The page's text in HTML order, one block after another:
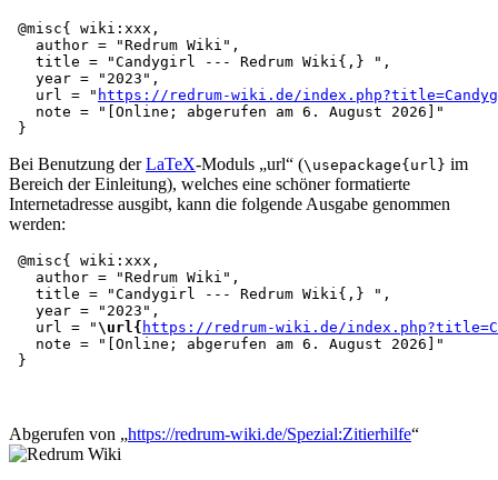
@misc{ wiki:xxx,
   author = "Redrum Wiki",
   title = "Candygirl --- Redrum Wiki{,} ",
   year = "2023",
   url = "
https://redrum-wiki.de/
   note = "[Online; abgerufen am 6. August 2026]"
Bei Benutzung derLaTeX-Moduls „url“ (\usepackage{url} im
Bereich der Einleitung), welches eine schöner formatierte
Internetadresse ausgibt, kann die folgende Ausgabe genommen
werden:
@misc{ wiki:xxx,
   author = "Redrum Wiki",
   title = "Candygirl --- Redrum Wiki{,} ",
   year = "2023",
   url = "
\url{ https://redrum-wiki.de/
   note = "[Online; abgerufen am 6. August 2026]"
Abgerufen von „https://redrum-wiki.de/Spezial:Zitierhilfe“